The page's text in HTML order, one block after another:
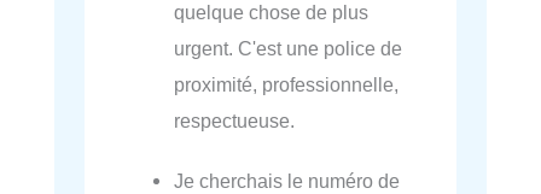
quelque chose de plus
urgent. C'est une police de
proximité, professionnelle,
respectueuse.
Je cherchais le numéro de